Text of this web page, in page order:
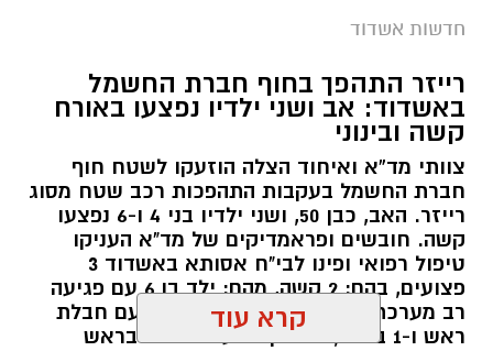
צילום גיא אוחיון
מה בחופיםהמוכרזים באשדוד
חוף מי עמי(ספורט) – קט סל, פינג פונג, מתקני
כושר. פארק שעשועים לילדים. פודטראק -דגל
אדום
חדשות אשדוד
רייזר התהפך בחוף חברת החשמל
באשדוד: אב ושני ילדיו נפצעו באורח
קשה ובינוני
צוותי מד”א ואיחוד הצלה הוזעקו לשטח חוף
חברת החשמל בעקבות התהפכות רכב שטח מסוג
רייזר. האב, כבן 50, ושני ילדיו בני 4 ו-6 נפצעו
קשה. חובשים ופראמדיקים של מד"א העניקו
טיפול רפואי ופינו לבי"ח אסותא באשדוד 3
פצועים, בהם: 2 קשה, מהם: ילד בן 6 עם פגיעה
רב מערכתית מחוסר הכרה וילד בן 4 עם חבלת
ראש ו-1 בינוני, גבר בן 36 עם חבלות בראש
קרא עוד